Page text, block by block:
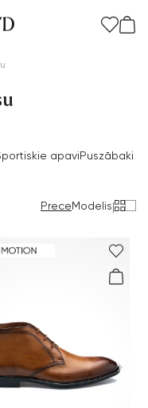
apaviPuszābaki &
PreceModelis|